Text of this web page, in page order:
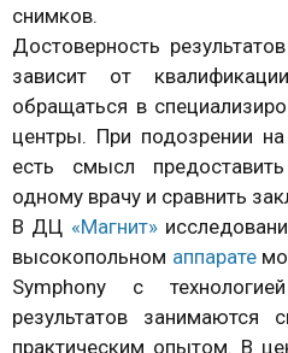
снимков.
Достоверность
зависит от
обращаться в
центры. При подозрении
есть смысл
одному врачу и сравнить
В ДЦ «Магнит»
высокопольном аппарате
Symphony с
результатов занимаются
практическим опытом. В